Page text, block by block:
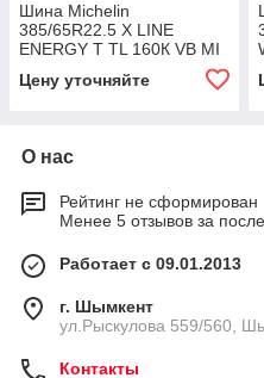
Шина Michelin
385/65R22.5 X LINE
ENERGY T TL 160К VB MI
Цену уточняйте
О нас
Рейтинг не сформирован
Менее 5 отзывов за
Работает с 09.01.2013
г. Шымкент
ул.Рыскулова 559/560,
Контакты